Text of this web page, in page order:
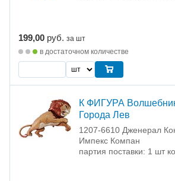
199,00 руб. за шт
в достаточном количестве
К ФИГУРА
Города Лев
1207-6610 Дженерал
Импекс Компан
партия поставки: 1 шт